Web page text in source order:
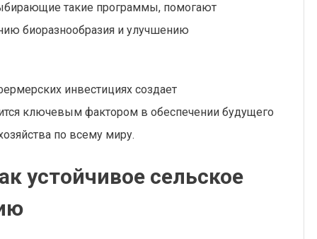
такие программы, помогают
биоразнообразия и улучшению
инвестициях создает
ключевым фактором в обеспечении будущего
по всему миру.
устойчивое сельское